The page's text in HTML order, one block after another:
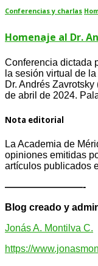
Conferencias y charlas
Homenaje al Dr.
Conferencia dictada
la sesión virtual de
Dr. Andrés
de abril de 2024.
Nota editorial
La Academia de
opiniones emitidas
artículos publicados
————————-
Blog creado y
Jonás A. Montilva C.
https://